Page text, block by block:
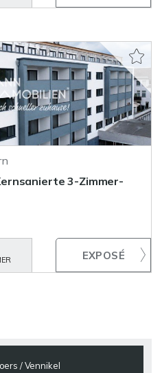
3-Zimmer-
/ Vennikel